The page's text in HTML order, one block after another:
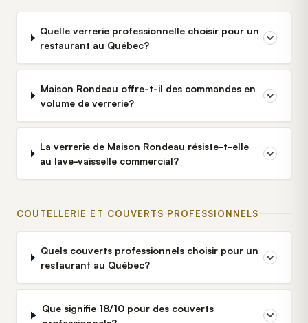
Quelle verrerie professionnelle choisir pour un
restaurant au Québec?
Maison Rondeau offre-t-il des commandes en
volume de verrerie?
La verrerie de Maison Rondeau résiste-t-elle
au lave-vaisselle commercial?
COUTELLERIE ET COUVERTS PROFESSIONNELS
Quels couverts professionnels choisir pour un
restaurant au Québec?
Que signifie 18/10 pour des couverts